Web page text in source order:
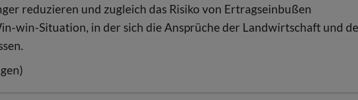
reduzieren und zugleich das Risiko von Ertragseinbußen
win-Situation, in der sich die Ansprüche der Landwirtschaft und